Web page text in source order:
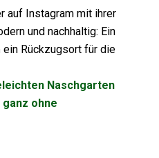
auf Instagram mit ihrer
und nachhaltig: Ein
Rückzugsort für die
Naschgarten
ohne